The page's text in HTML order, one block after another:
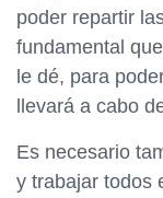
poder repartir
fundamental
le dé, para
llevará a cabo
Es necesario
y trabajar todos